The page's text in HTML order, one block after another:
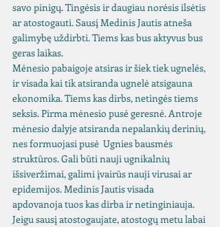
savo pinigų. Tingėsis ir daugiau norėsis ilsėtis
ar atostogauti. Sausį Medinis Jautis atneša
galimybę uždirbti. Tiems kas bus aktyvus bus
geras laikas.
Mėnesio pabaigoje atsiras ir šiek tiek ugnelės,
ir visada kai tik atsiranda ugnelė atsigauna
ekonomika. Tiems kas dirbs, netingės tiems
seksis. Pirma mėnesio pusė geresnė. Antroje
mėnesio dalyje atsiranda nepalankių derinių,
nes formuojasi pusė  Ugnies bausmės
struktūros. Gali būti nauji ugnikalnių
išsiveržimai, galimi įvairūs nauji virusai ar
epidemijos. Medinis Jautis visada
apdovanoja tuos kas dirba ir netinginiauja.
Jeigu sausį atostogaujate, atostogų metu labai